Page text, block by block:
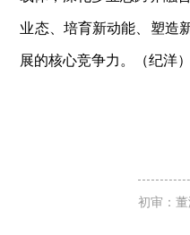
业态、培育新动能、塑造
展的核心竞争力。（纪洋）
初审：